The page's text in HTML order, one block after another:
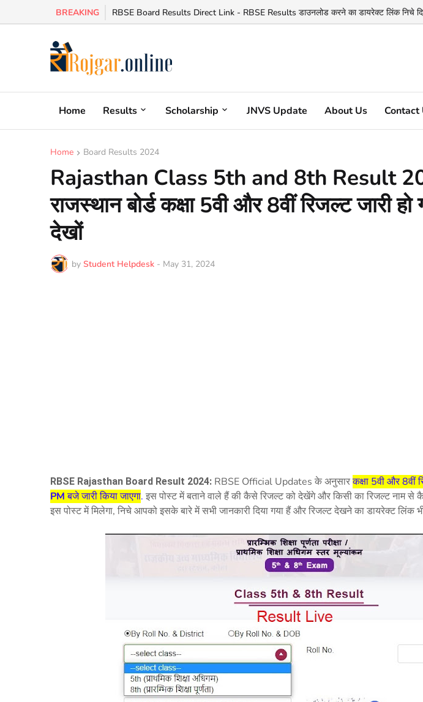
BREAKING RBSE Board Results Direct Link - RBSE Results डाउनलोड करने का डायरेक्ट लिंक निचे
Home Results Scholarship JNVS Update About Us Contact
Home Board Results 2024
Rajasthan Class 5th and 8th Result
राजस्थान बोर्ड कक्षा 5वी और 8वीं रिजल्ट जारी
देखों
by Student Helpdesk - May 31, 2024
RBSE Rajasthan Board Result 2024: RBSE Official Updates के अनुसारकक्षा 5वी और 8वीं
PMबजे जारी किया जाएगा. इस पोस्ट में बताने वाले हैं की कैसे रिजल्ट को देखेंगे और किसी का रिजल्ट नाम से
इस पोस्ट में मिलेगा, निचे आपको इसके बारे में सभी जानकारी दिया गया हैं और रिजल्ट देखने का डायरेक्ट लिंक भी